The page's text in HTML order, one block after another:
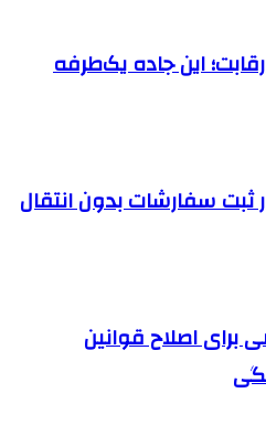
رقابت؛ این جاده یک‌طرفه
ثبت سفارشات بدون انتقال
اصلاح قوانین